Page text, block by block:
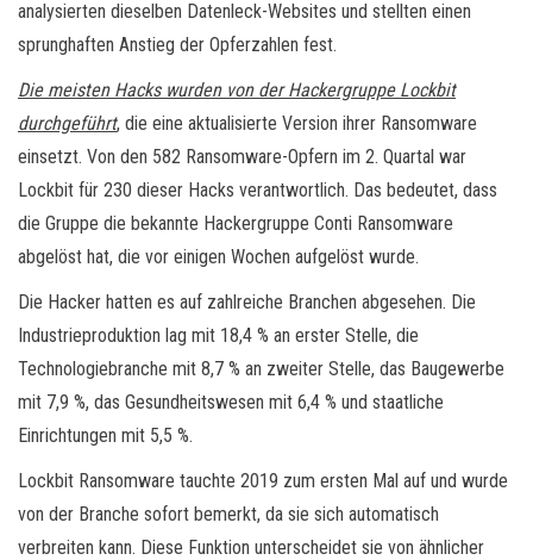
analysierten dieselben Datenleck-Websites und stellten einen
sprunghaften Anstieg der Opferzahlen fest.
Die meisten Hacks wurden von der Hackergruppe Lockbit
durchgeführt, die eine aktualisierte Version ihrer Ransomware
einsetzt. Von den 582 Ransomware-Opfern im 2. Quartal war
Lockbit für 230 dieser Hacks verantwortlich. Das bedeutet, dass
die Gruppe die bekannte Hackergruppe Conti Ransomware
abgelöst hat, die vor einigen Wochen aufgelöst wurde.
Die Hacker hatten es auf zahlreiche Branchen abgesehen. Die
Industrieproduktion lag mit 18,4 % an erster Stelle, die
Technologiebranche mit 8,7 % an zweiter Stelle, das Baugewerbe
mit 7,9 %, das Gesundheitswesen mit 6,4 % und staatliche
Einrichtungen mit 5,5 %.
Lockbit Ransomware tauchte 2019 zum ersten Mal auf und wurde
von der Branche sofort bemerkt, da sie sich automatisch
verbreiten kann. Diese Funktion unterscheidet sie von ähnlicher